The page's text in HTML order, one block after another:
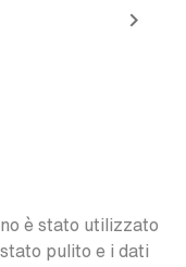
è stato utilizzato
pulito e i dati